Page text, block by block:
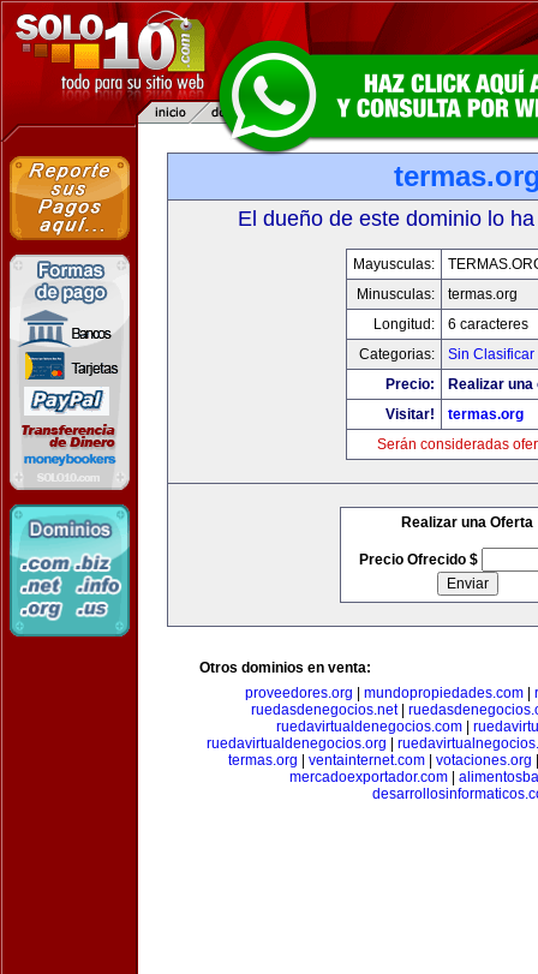
El dueño de este dominio lo
Mayusculas:
Minusculas:
termas.org
Longitud:
6 caracteres
Categorias:
Sin Clasificar
Precio:
Realizar
Visitar!
termas.org
Serán consideradas
Realizar una Oferta
Precio Ofrecido $
Otros dominios en venta:
proveedores.org
mundopropiedades.com
ruedasdenegocios.net|
ruedavirtualdenegocios.com|
ruedavirtualdenegocios.org
termas.org
ventainternet.com votaciones.org
mercadoexportador.com|